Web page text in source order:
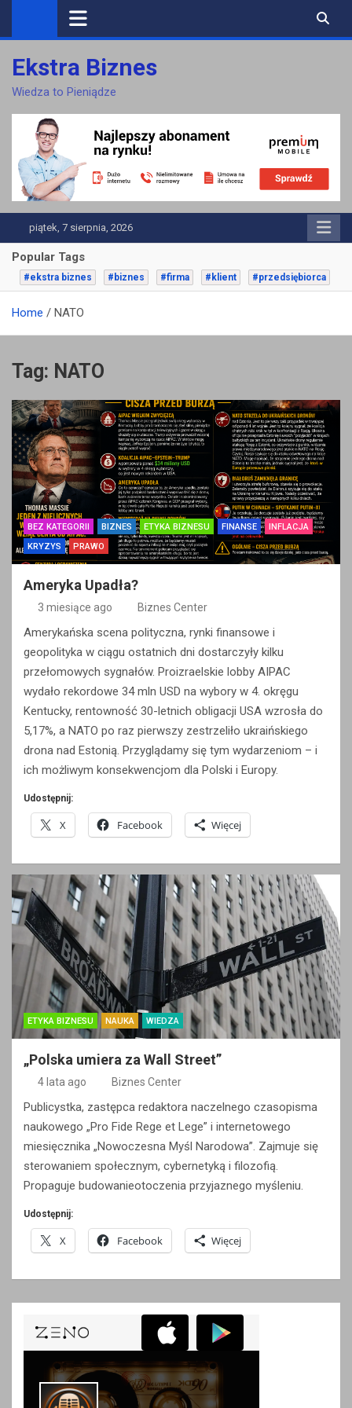
Ekstra Biznes
Wiedza to Pieniądze
piątek, 7 sierpnia, 2026
Popular Tags
#ekstra biznes #biznes #firma #klient #przedsiębiorca
Home NATO
Tag: NATO
BEZ KATEGORII BIZNES ETYKA BIZNESU FINANSE
INFLACJA
KRYZYS
PRAWO
Ameryka Upadła?
3 miesiące ago Biznes Center
Amerykańska scena polityczna, rynki finansowe i
geopolityka w ciągu ostatnich dni dostarczyły kilku
przełomowych sygnałów. Proizraelskie lobby AIPAC
wydało rekordowe 34 mln USD na wybory w 4. okręgu
Kentucky, rentowność 30-letnich obligacji USA wzrosła do
5,17%, a NATO po raz pierwszy zestrzeliło ukraińskiego
drona nad Estonią. Przyglądamy się tym wydarzeniom – i
ich możliwym konsekwencjom dla Polski i Europy.
Udostępnij:
X Facebook Więcej
ETYKA BIZNESU NAUKA WIEDZA
„Polska umiera za Wall Street”
4 lata ago Biznes Center
Publicystka, zastępca redaktora naczelnego czasopisma
naukowego „Pro Fide Rege et Lege” i internetowego
miesięcznika „Nowoczesna Myśl Narodowa”. Zajmuje się
sterowaniem społecznym, cybernetyką i filozofią.
Propaguje budowanieotoczenia przyjaznego myśleniu.
Udostępnij:
X Facebook Więcej